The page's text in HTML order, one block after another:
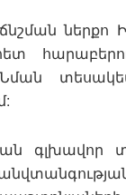
ներքո
Նման
գլխավոր